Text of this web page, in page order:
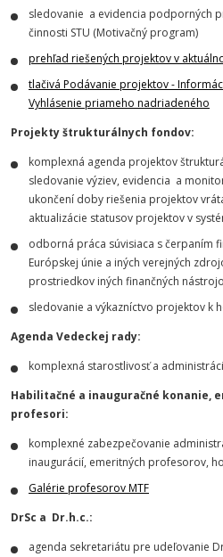
sledovanie a evidencia podporných
činnosti STU (Motivačný program)
prehľad riešených projektov v
tlačivá Podávanie projektov -
Vyhlásenie priameho nadriadeného
Projekty štrukturálnych fondov:
komplexná agenda projektov
sledovanie výziev, evidencia a
ukončení doby riešenia projektov
aktualizácie statusov projektov v
odborná práca súvisiaca s čerpaním
Európskej únie a iných verejných
prostriedkov iných finančných
sledovanie a výkazníctvo projektov k
Agenda Vedeckej rady:
komplexná starostlivosť a
Habilitačné a inauguračné konanie,
profesori:
komplexné zabezpečovanie
inaugurácií, emeritných profesorov,
Galérie profesorov MTF
DrSc a Dr.h.c.:
agenda sekretariátu pre udeľovanie